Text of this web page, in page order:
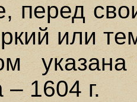
перед
или
– 1604 г.